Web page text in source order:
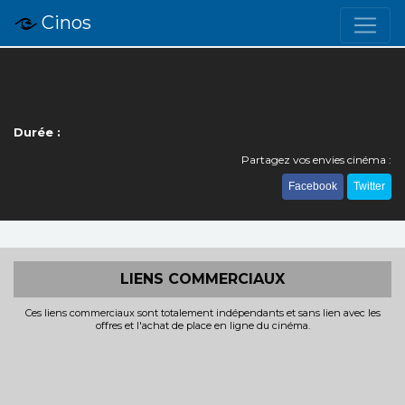
Cinos
Durée :
Partagez vos envies cinéma :
Facebook Twitter
LIENS COMMERCIAUX
Ces liens commerciaux sont totalement indépendants et sans lien avec les
offres et l'achat de place en ligne du cinéma.